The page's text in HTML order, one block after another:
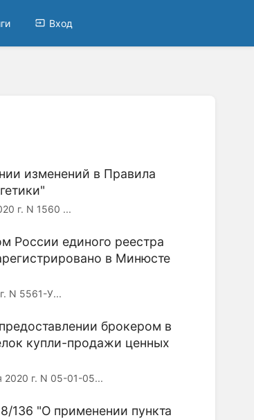
Вход
изменений в Правила
г. N 1560 ...
России единого реестра
в Минюсте
N 5561-У...
брокером в
купли-продажи ценных
г. N 05-01-05...
136 "О применении пункта